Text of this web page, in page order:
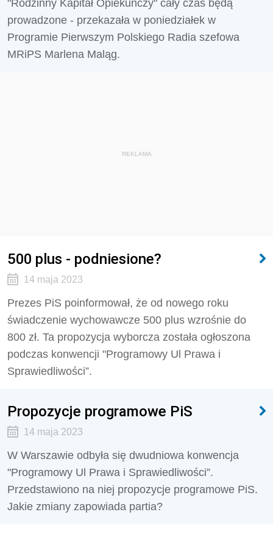
"Rodzinny Kapitał Opiekuńczy" cały czas będą
prowadzone - przekazała w poniedziałek w
Programie Pierwszym Polskiego Radia szefowa
MRiPS Marlena Maląg.
REKLAMA
500 plus - podniesione?
14 maja 2023
Prezes PiS poinformował, że od nowego roku
świadczenie wychowawcze 500 plus wzrośnie do
800 zł. Ta propozycja wyborcza została ogłoszona
podczas konwencji "Programowy Ul Prawa i
Sprawiedliwości”.
Propozycje programowe PiS
14 maja 2023
W Warszawie odbyła się dwudniowa konwencja
"Programowy Ul Prawa i Sprawiedliwości”.
Przedstawiono na niej propozycje programowe PiS.
Jakie zmiany zapowiada partia?